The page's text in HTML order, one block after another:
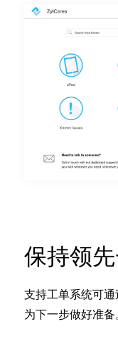
保持领
支持工单系统可
为下一步做好准备